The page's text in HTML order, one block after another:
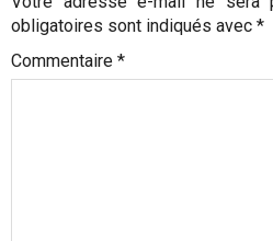
o
n
d
obligatoires sont indiqués avec *
Commentaire *